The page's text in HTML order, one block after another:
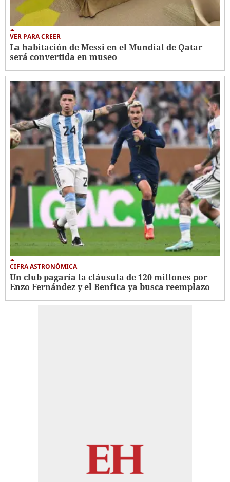
VER PARA CREER
La habitación de Messi en el Mundial de Qatar
será convertida en museo
CIFRA ASTRONÓMICA
Un club pagaría la cláusula de 120 millones por
Enzo Fernández y el Benfica ya busca reemplazo